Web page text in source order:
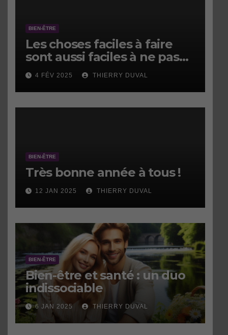
BIEN-ÊTRE
Les choses faciles à faire
sont aussi faciles à ne pas
faire.
4 FÉV 2025 THIERRY DUVAL
BIEN-ÊTRE
Très bonne année à tous !
12 JAN 2025 THIERRY DUVAL
BIEN-ÊTRE
Bien-être et santé : un duo
indissociable
6 JAN 2025 THIERRY DUVAL